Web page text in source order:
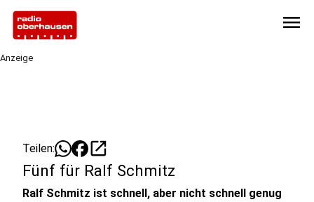
menu
Anzeige
Teilen: open_in_new
Fünf für Ralf Schmitz
Ralf Schmitz ist schnell, aber nicht schnell genug